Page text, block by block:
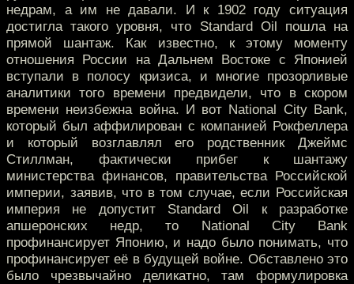
недрам, а им не давали. И к 1902 году ситуация
достигла такого уровня, что Standard Oil пошла на
прямой шантаж. Как известно, к этому моменту
отношения России на Дальнем Востоке с Японией
вступали в полосу кризиса, и многие прозорливые
аналитики того времени предвидели, что в скором
времени неизбежна война. И вот National City Bank,
который был аффилирован с компанией Рокфеллера
и который возглавлял его родственник Джеймс
Стиллман, фактически прибег к шантажу
министерства финансов, правительства Российской
империи, заявив, что в том случае, если Российская
империя не допустит Standard Oil к разработке
апшеронских недр, то National City Bank
профинансирует Японию, и надо было понимать, что
профинансирует её в будущей войне. Обставлено это
было чрезвычайно деликатно, там формулировка